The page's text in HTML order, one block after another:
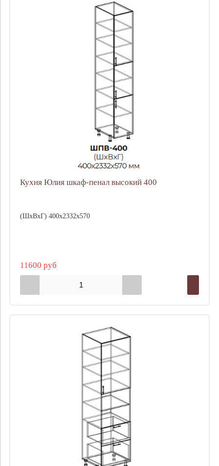
Кухня Юлия шкаф-пенал высокий 400
(ШхВхГ) 400х2332х570
11600 руб